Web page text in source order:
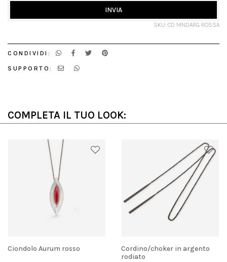
INVIA
SKU: CD MNDARG ROSSA
CONDIVIDI:
SUPPORTO:
COMPLETA IL TUO LOOK:
Ciondolo Aurum rosso
Cordino/choker in argento
rodiato